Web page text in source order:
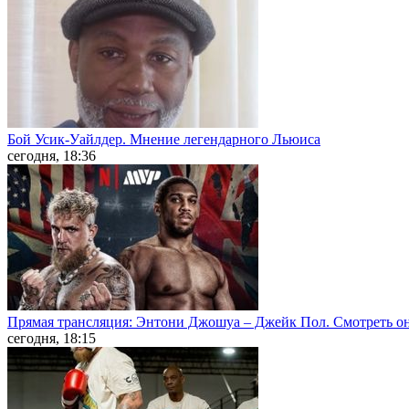
Бой Усик-Уайлдер. Мнение легендарного Льюиса
сегодня, 18:36
Прямая трансляция: Энтони Джошуа – Джейк Пол. Смотреть
сегодня, 18:15